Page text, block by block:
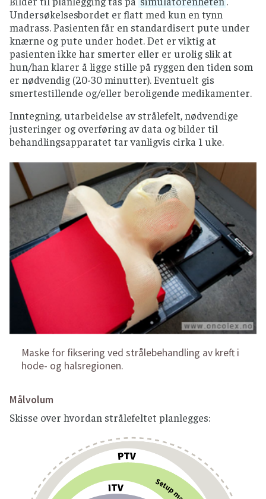
Undersøkelsesbordet er flatt med kun en tynn
madrass. Pasienten får en standardisert pute under
knærne og pute under hodet. Det er viktig at
pasienten ikke har smerter eller er urolig slik at
hun/han klarer å ligge stille på ryggen den tiden som
er nødvendig (20-30 minutter). Eventuelt gis
smertestillende og/eller beroligende medikamenter.
Inntegning, utarbeidelse av strålefelt, nødvendige
justeringer og overføring av data og bilder til
behandlingsapparatet tar vanligvis cirka 1 uke.
Maske for fiksering ved strålebehandling av kreft i
hode- og halsregionen.
Målvolum
Skisse over hvordan strålefeltet planlegges: